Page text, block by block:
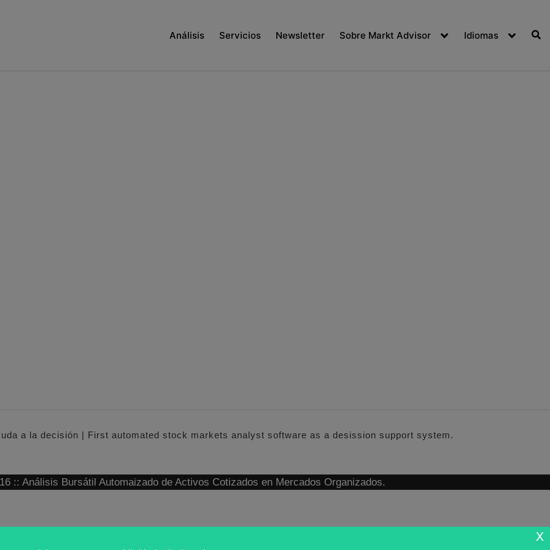
Análisis Servicios Newsletter Sobre Markt Advisor Idiomas
a la decisión | First automated stock markets analyst software as a desission support system.
:: Análisis Bursátil Automaizado de Activos Cotizados en Mercados Organizados.
x